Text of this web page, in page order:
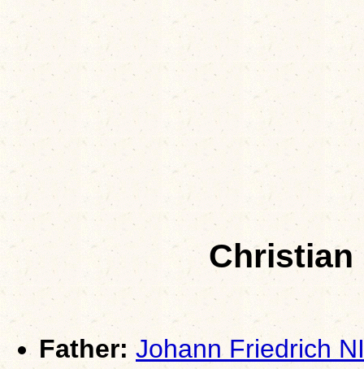
Christian
Father: Johann Friedrich